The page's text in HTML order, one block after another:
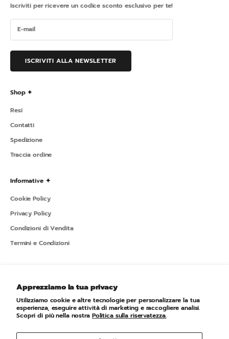
Apprezziamo la tua privacy
Utilizziamo cookie e altre tecnologie per personalizzare la tua
esperienza, eseguire attività di marketing e raccogliere analisi.
Scopri di più nella nostra Politica sulla riservatezza.
Iscriviti per ricevere un codice sconto esclusivo per te!
ISCRIVITI ALLA NEWSLETTER
Shop ✦
Resi
Contatti
Spedizione
Traccia ordine
Informative ✦
Cookie Policy
Privacy Policy
Condizioni di Vendita
Termini e Condizioni
L'azienda
Newsletter